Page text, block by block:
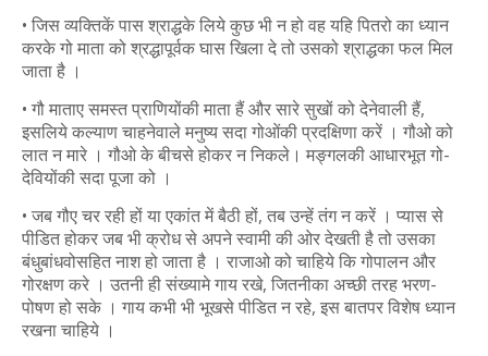
• जिस व्यक्तिकें पास श्राद्धके लिये कुछ भी न हो वह यहि पितरो का ध्यान
करके गो माता को श्रद्धापूर्वक घास खिला दे तो उसको श्राद्धका फल मिल
जाता है ।
• गौ माताए समस्त प्राणियोंकी माता हैं और सारे सुखों को देनेवाली हैं,
इसलिये कल्याण चाहनेवाले मनुष्य सदा गोओंकी प्रदक्षिणा करें । गौओ को
लात न मारे । गौओ के बीचसे होकर न निकले। मङ्गलकी आधारभूत गो-
देवियोंकी सदा पूजा को ।
• जब गौए चर रही हों या एकांत में बैठी हों, तब उन्हें तंग न करें । प्यास से
पीडित होकर जब भी क्रोध से अपने स्वामी की ओर देखती है तो उसका
बंधुबांधवोसहित नाश हो जाता है । राजाओ को चाहिये कि गोपालन और
गोरक्षण करे । उतनी ही संख्यामे गाय रखे, जितनीका अच्छी तरह भरण-
पोषण हो सके । गाय कभी भी भूखसे पीडित न रहे, इस बातपर विशेष ध्यान
रखना चाहिये ।